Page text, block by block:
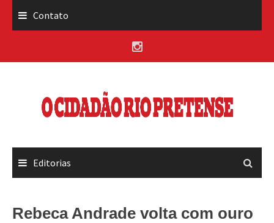
Contato
Editorias
Rebeca Andrade volta com ouro